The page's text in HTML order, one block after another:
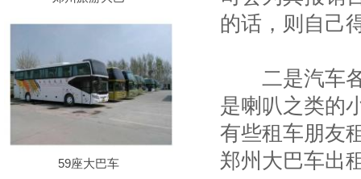
59座大巴车
的话，则自己
二是汽车各
是喇叭之类的
有些租车朋友
郑州大巴车出